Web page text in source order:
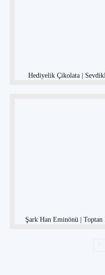
Hediyelik Çikolata |
Şark Han Eminönü |